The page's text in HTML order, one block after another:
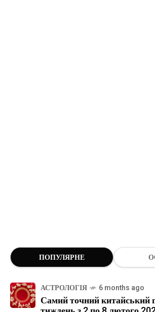
ПОПУЛЯРНЕ
АСТРОЛОГІЯ 6 months ago
Самий точний китайський